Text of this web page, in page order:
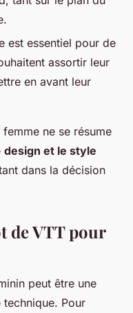
est essentiel pour de
assortir leur
en avant leur
ne se résume
design et le style
dans la décision
de VTT pour
peut être une
Pour